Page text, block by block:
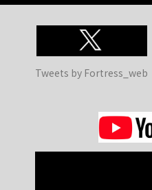
Tweets by Fortress_web